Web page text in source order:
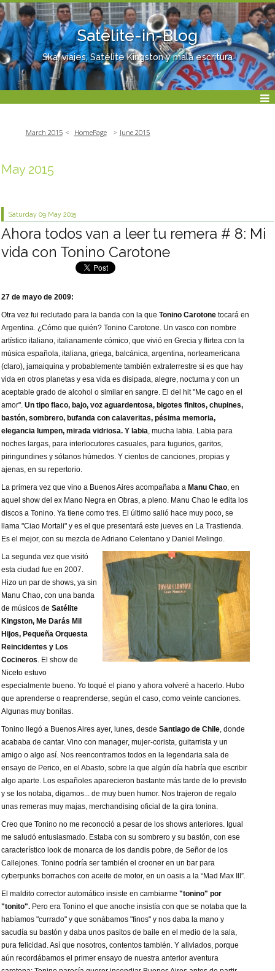
Satélite-in-Blog
Ska, viajes, Satélite Kingston y mala escritura
March 2015 HomePage June 2015
May 2015
Saturday 09 May 2015
Ahora todos van a leer tu remera # 8: Mi
vida con Tonino Carotone
27 de mayo de 2009:
Otra vez fui reclutado para la banda con la que Tonino Carotone tocará en
Argentina. ¿Cómo que quién? Tonino Carotone. Un vasco con nombre
artístico italiano, italianamente cómico, que vivió en Grecia y flirtea con la
música española, italiana, griega, balcánica, argentina, norteamericana
(claro), jamaiquina y probablemente también extraterrestre si es que hay
vida en otros planetas y esa vida es disipada, alegre, nocturna y con un
aceptable grado de alcohol o similar en sangre. El del hit "Me cago en el
amor". Un tipo flaco, bajo, voz aguardentosa, bigotes finitos, chupines,
bastón, sombrero, bufanda con calaveritas, pésima memoria,
elegancia lumpen, mirada vidriosa. Y labia , mucha labia. Labia para
noches largas, para interlocutores casuales, para tugurios, garitos,
piringundines y sótanos húmedos. Y cientos de canciones, propias y
ajenas, en su repertorio.
La primera vez que vino a Buenos Aires acompañaba a Manu Chao , en
aquel show del ex Mano Negra en Obras, a pleno. Manu Chao le edita los
discos a Tonino. Ya tiene como tres. El último salió hace muy poco, se
llama "Ciao Mortali" y es el que presentará este jueves en La Trastienda.
Es el mejor, con su mezcla de Adriano Celentano y Daniel Melingo.
La segunda vez que visitó
esta ciudad fue en 2007.
Hizo un par de shows, ya sin
Manu Chao, con una banda
de músicos de Satélite
Kingston, Me Darás Mil
Hijos, Pequeña Orquesta
Reincidentes y Los
Cocineros. El show de
Niceto estuvo
especialmente bueno. Yo toqué el piano y ahora volveré a hacerlo. Hubo
que aprenderse o reaprenderse, según el caso, como veinte canciones.
Algunas muy bonitas.
Tonino llegó a Buenos Aires ayer, lunes, desde Santiago de Chile, donde
acababa de cantar. Vino con manager, mujer-corista, guitarrista y un
amigo o algo así. Nos reencontramos todos en la legendaria sala de
ensayo de Perico, en el Abasto, sobre la que algún día habría que escribir
algo aparte. Los españoles aparecieron bastante más tarde de lo previsto
y se los notaba, digamos... de muy buen humor. Nos trajeron de regalo
unas remeras muy majas, merchandising oficial de la gira tonina.
Creo que Tonino no me reconoció a pesar de los shows anteriores. Igual
me saludó entusiasmado. Estaba con su sombrero y su bastón, con ese
característico look de monarca de los dandis pobre, de Señor de los
Callejones. Tonino podría ser también el crooner en un bar para
cyberpunks borrachos con aceite de motor, en un oasis a la “Mad Max III”.
El maldito corrector automático insiste en cambiarme "tonino" por
"tonito". Pero era Tonino el que anoche insistía con que se notaba que la
habíamos "currado" y que sonábamos "finos" y nos daba la mano y
sacudía su bastón y daba unos pasitos de baile en el medio de la sala,
pura felicidad. Así que nosotros, contentos también. Y aliviados, porque
aún recordábamos el primer ensayo de nuestra anterior aventura